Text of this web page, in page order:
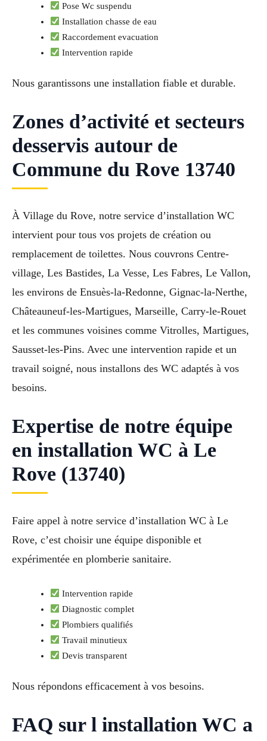
Pose Wc suspendu
Installation chasse de eau
Raccordement evacuation
Intervention rapide
Nous garantissons une installation fiable et durable.
Zones d’activité et secteurs
desservis autour de
Commune du Rove 13740
À Village du Rove, notre service d’installation WC
intervient pour tous vos projets de création ou
remplacement de toilettes. Nous couvrons Centre-
village, Les Bastides, La Vesse, Les Fabres, Le Vallon,
les environs de Ensuès-la-Redonne, Gignac-la-Nerthe,
Châteauneuf-les-Martigues, Marseille, Carry-le-Rouet
et les communes voisines comme Vitrolles, Martigues,
Sausset-les-Pins. Avec une intervention rapide et un
travail soigné, nous installons des WC adaptés à vos
besoins.
Expertise de notre équipe
en installation WC à Le
Rove (13740)
Faire appel à notre service d’installation WC à Le
Rove, c’est choisir une équipe disponible et
expérimentée en plomberie sanitaire.
Intervention rapide
Diagnostic complet
Plombiers qualifiés
Travail minutieux
Devis transparent
Nous répondons efficacement à vos besoins.
FAQ sur l installation WC a